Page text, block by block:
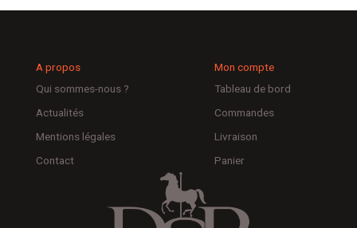
A propos
Qui sommes-nous ?
Actualités
Mentions légales
Contact
Mon compte
Tableau de bord
Commandes
Livraison
Panier